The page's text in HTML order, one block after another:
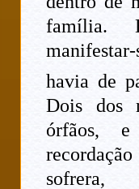
família.
havia de
Dois dos
órfãos,
sofrera,